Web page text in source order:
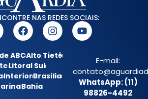
NAS REDES SOCIAIS:
ABCAlto Tietê
Litoral Sul
InteriorBrasília
Bahia
E-mail:
WhatsApp: (11)
98826-4492